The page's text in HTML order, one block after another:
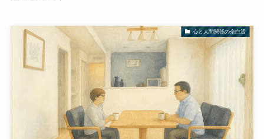
心と人間関係の余白活